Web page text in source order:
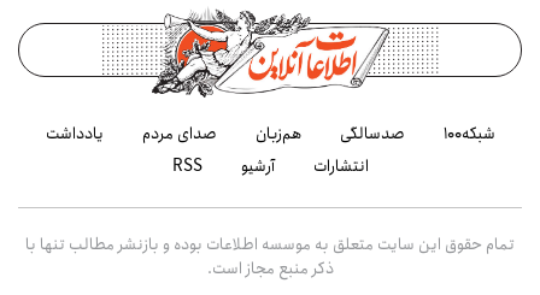
شبکه۱۰۰ صدسالگی هم‌زبان صدای مردم
یادداشت
انتشارات
آرشیو RSS
تمام حقوق این سایت متعلق به موسسه اطلاعات بوده و بازنشر مطالب تنها با
ذکر منبع مجاز است.